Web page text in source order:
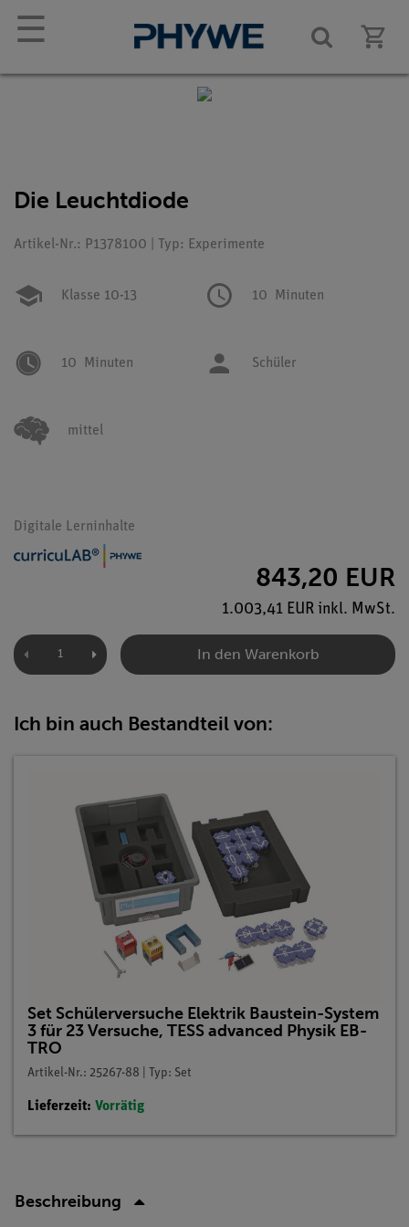
☰
Die Leuchtdiode
Artikel-Nr.: P1378100 | Typ: Experimente
Klasse 10-13 10 Minuten
10 Minuten Schüler
mittel
Digitale Lerninhalte
843,20 EUR
1.003,41 EUR inkl. MwSt.
In den Warenkorb
Ich bin auch Bestandteil von:
Set Schülerversuche Elektrik Baustein-System
3 für 23 Versuche, TESS advanced Physik EB-
TRO
Artikel-Nr.: 25267-88 | Typ: Set
Lieferzeit: Vorrätig
Beschreibung